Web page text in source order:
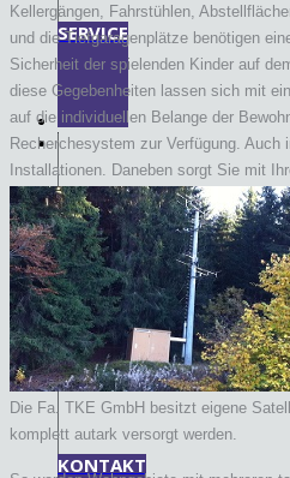
SERVICE
REFERENZEN
KONTAKT
Kellergängen, Fahrstühlen,
und die Tiefgaragenplätze benötigen
Sicherheit der spielenden Kinder auf
diese Gegebenheiten lassen sich mit
auf die individuellen Belange der
Recherchesystem zur Verfügung.
Installationen. Daneben sorgt Sie mit
Anlage.
Die Fa. TKE GmbH besitzt eigene
komplett autark versorgt werden.